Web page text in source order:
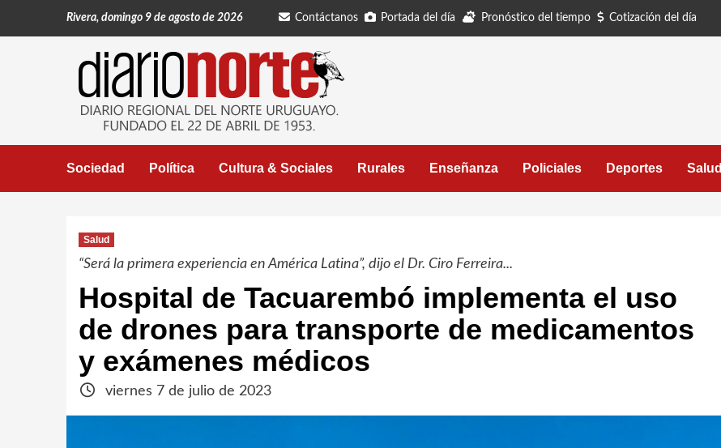
Rivera, domingo 9 de agosto de 2026 Contáctanos Portada del día Pronóstico del tiempo Cotización del día
Sociedad Política Cultura & Sociales Rurales Enseñanza Policiales Deportes Salud
Salud
“Será la primera experiencia en América Latina”, dijo el Dr. Ciro Ferreira...
Hospital de Tacuarembó implementa el uso
de drones para transporte de medicamentos
y exámenes médicos
viernes 7 de julio de 2023